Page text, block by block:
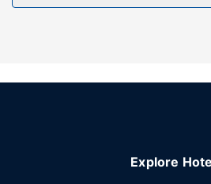
létesítményeket és
ruhatisztító létesítmények is
Explore